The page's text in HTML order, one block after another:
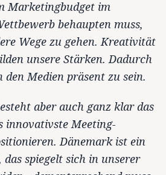
Marketingbudget im
behaupten muss,
Wege zu gehen. Kreativität
unsere Stärken. Dadurch
den Medien präsent zu sein.
aber auch ganz klar das
innovativste Meeting-
Dänemark ist ein
spiegelt sich in unserer